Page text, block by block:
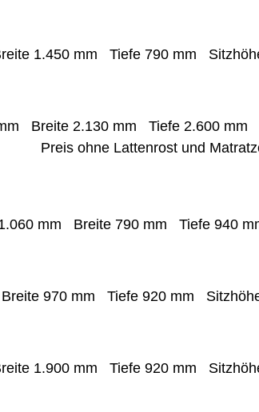
1.450 mm Tiefe790 mm
Breite2.130 mm Tiefe2.600 mm
Preis ohne Lattenrost und
0 mm Breite790 mm Tiefe 940
Breite 970 mm Tiefe 920 mm
1.900 mm Tiefe920 mm